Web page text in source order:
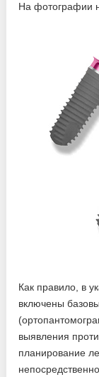
На фотографии
Как правило, в
включены
выявления
планирование